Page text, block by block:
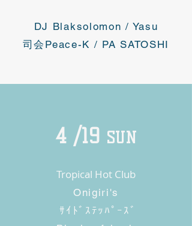
DJ Blaksolomon / Yasu
司会Peace-K / PA SATOSHI
4 /19 SUN
Tropical Hot Club
Onigiri's
ｻｲﾄﾞｽﾃｯﾊﾟｰｽﾞ